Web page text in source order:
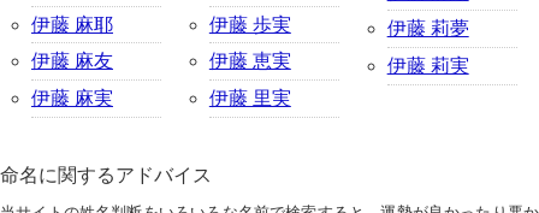
伊藤 麻耶
伊藤 麻友
伊藤 麻実
伊藤 歩実
伊藤 恵実
伊藤 里実
伊藤 莉夢
伊藤 莉実
命名に関するアドバイス